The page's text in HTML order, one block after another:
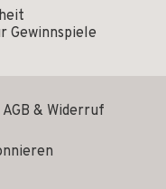
Gewinnspiele
AGB & Widerruf